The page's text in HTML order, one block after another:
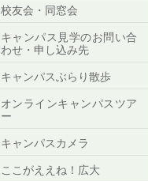
校友会・同窓会
キャンパス見学のお問い合
わせ・申し込み先
キャンパスぶらり散歩
オンラインキャンパスツア
ー
キャンパスカメラ
ここがええね！広大